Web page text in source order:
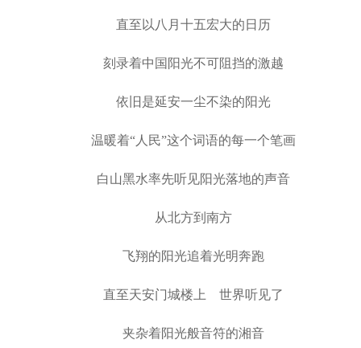
直至以八月十五宏大的日历
刻录着中国阳光不可阻挡的激越
依旧是延安一尘不染的阳光
温暖着“人民”这个词语的每一个笔画
白山黑水率先听见阳光落地的声音
从北方到南方
飞翔的阳光追着光明奔跑
直至天安门城楼上 世界听见了
夹杂着阳光般音符的湘音